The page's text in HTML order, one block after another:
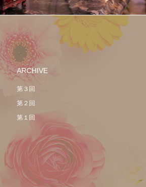
ARCHIVE
第３回
第２回
第１回